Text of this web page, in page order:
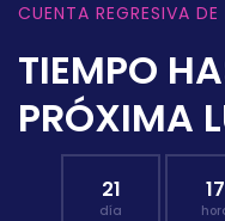
CUENTA REGRESIVA DE
TIEMPO
PRÓXIMA
21
día
17